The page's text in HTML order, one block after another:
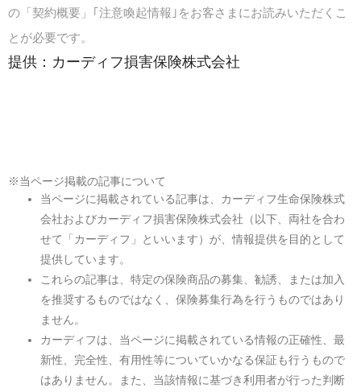
の「契約概要」｢注意喚起情報｣をお客さまにお読みいただくこ
とが必要です。
提供：カーディフ損害保険株式会社
※当ページ掲載の記事について
当ページに掲載されている記事は、カーディフ生命保険株式
会社およびカーディフ損害保険株式会社（以下、両社を合わ
せて「カーディフ」といいます）が、情報提供を目的として
提供しています。
これらの記事は、特定の保険商品の募集、勧誘、または加入
を推奨するものではなく、保険募集行為を行うものではあり
ません。
カーディフは、当ページに掲載されている情報の正確性、最
新性、完全性、有用性等についていかなる保証も行うもので
はありません。また、当該情報に基づき利用者が行った判断